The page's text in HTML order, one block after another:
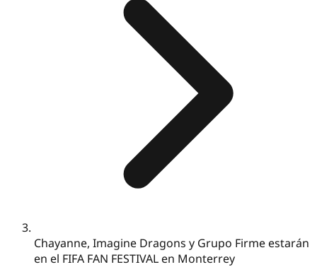
Chayanne, Imagine Dragons y Grupo Firme estarán
en el FIFA FAN FESTIVAL en Monterrey